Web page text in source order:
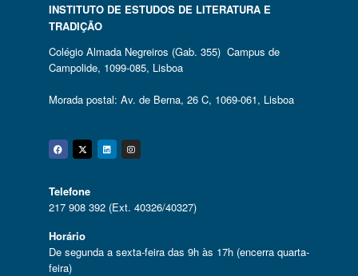
INSTITUTO DE ESTUDOS DE LITERATURA E
TRADIÇÃO
Colégio Almada Negreiros (Gab. 355) Campus de
Campolide, 1099-085, Lisboa
Morada postal: Av. de Berna, 26 C, 1069-061, Lisboa
Facebook
Twitter
Linkedin
Instagram
Telefone
217 908 392 (Ext. 40326/40327)
Horário
De segunda a sexta-feira das 9h às 17h (encerra quarta-
feira)